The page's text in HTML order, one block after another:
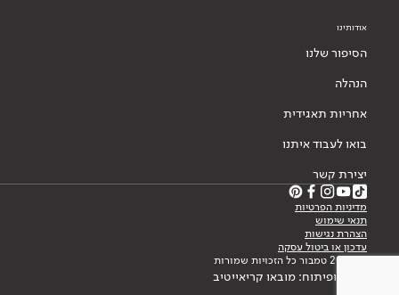
אודותינו
הסיפור שלנו
הנהלה
אחריות תאגידית
בואו לעבוד איתנו
יצירת קשר
מדיניות הפרטיות
תנאי שימוש
הצהרת נגישות
עדכון או ביטול עסקה
© 2026 טמבור כל הזכויות שמורות
עיצוב ופיתוח: מובאו קריאייטיב